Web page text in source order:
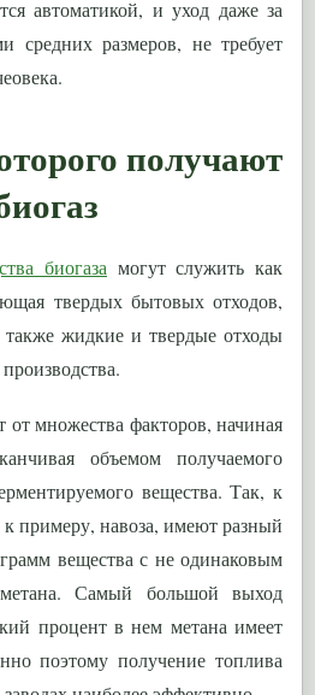
автоматикой, и уход даже за
средних размеров, не требует
получают
биогаза могут служить как
твердых бытовых отходов,
жидкие и твердые отходы
от множества факторов, начиная
объемом получаемого
вещества. Так, к
примеру, навоза, имеют разный
вещества с не одинаковым
Самый большой выход
процент в нем метана имеет
поэтому получение топлива